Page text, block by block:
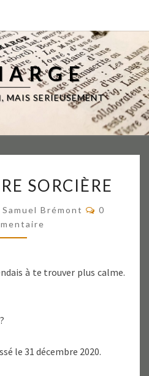
SERIEUSEMENT
DERNIÈRE
SORCIÈRE
Samuel Brémont
0
à te trouver plus calme.
le 31 décembre 2020.